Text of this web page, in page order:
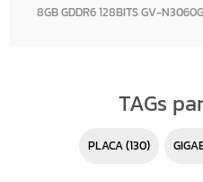
8GB GDDR6 128BITS GV-
TAGs
PLACA(130)